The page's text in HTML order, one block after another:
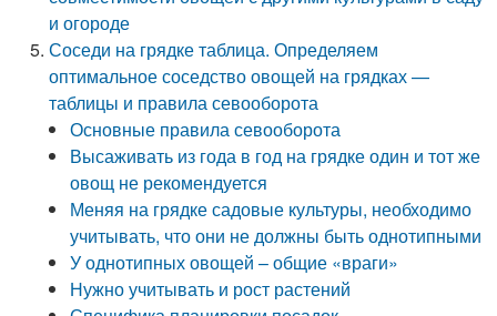
и огороде
Соседи на грядке таблица. Определяем
оптимальное соседство овощей на грядках —
таблицы и правила севооборота
Основные правила севооборота
Высаживать из года в год на грядке один и тот же
овощ не рекомендуется
Меняя на грядке садовые культуры, необходимо
учитывать, что они не должны быть однотипными
У однотипных овощей – общие «враги»
Нужно учитывать и рост растений